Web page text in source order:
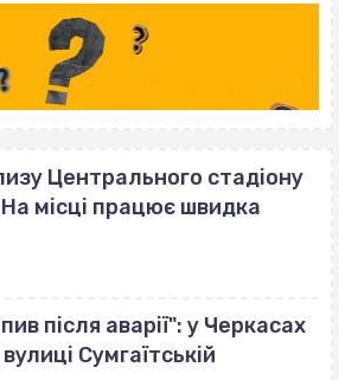
Центрального стадіону
місці працює швидка
після аварії": у Черкасах
Сумгаїтській